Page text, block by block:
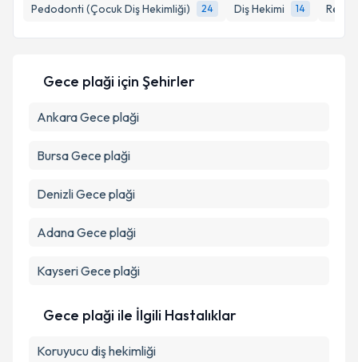
Pedodonti (Çocuk Diş Hekimliği)
24 Diş Hekimi 14
bilgilendireceğiz.
E-posta Adresiniz
Kişisel verilerimin işlenmesine ilişkin
kapsamda işlenmesini kabul ediyorum.
Takvim Talebini Gönder
Gece plaği için Şehirler
AnkaraGece plaği
BursaGece plaği
DenizliGece plaği
AdanaGece plaği
KayseriGece plaği
Gece plaği ile İlgili Hastalıklar
Koruyucu diş hekimliği